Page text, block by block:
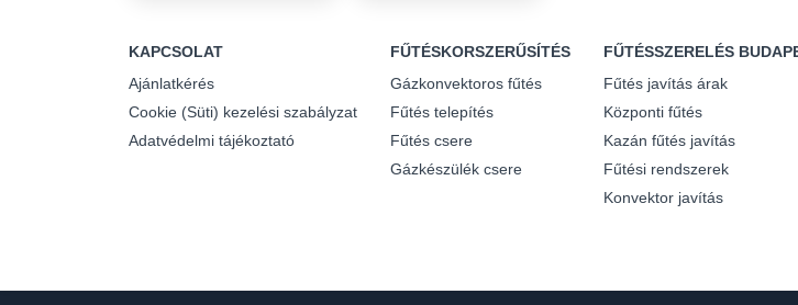
KAPCSOLAT
Ajánlatkérés
Cookie (Süti) kezelési szabályzat
Adatvédelmi tájékoztató
FŰTÉSKORSZERŰSÍTÉS
Gázkonvektoros fűtés
Fűtés telepítés
Fűtés csere
Gázkészülék csere
FŰTÉSSZERELÉS
Fűtés javítás árak
Központi fűtés
Kazán fűtés javítás
Fűtési rendszerek
Konvektor javítás